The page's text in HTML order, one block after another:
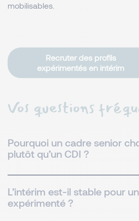
mobilisables.
Recruter des profils
expérimentés en intérim
Vos questions
Pourquoi un cadre senior
plutôt qu’un CDI ?
L’intérim est-il stable pour
expérimenté ?